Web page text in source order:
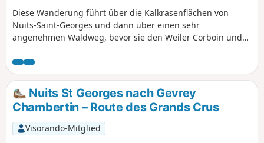
Diese Wanderung führt über die Kalkrasenflächen von
Nuits-Saint-Georges und dann über einen sehr
angenehmen Waldweg, bevor sie den Weiler Corboin und
Weg die bedeutenden Weinberge von Vosne-Romanée und
Nuits-Saint-Georges.
Nuits St Georges nach Gevrey
Chambertin – Route des Grands Crus
Visorando-Mitglied